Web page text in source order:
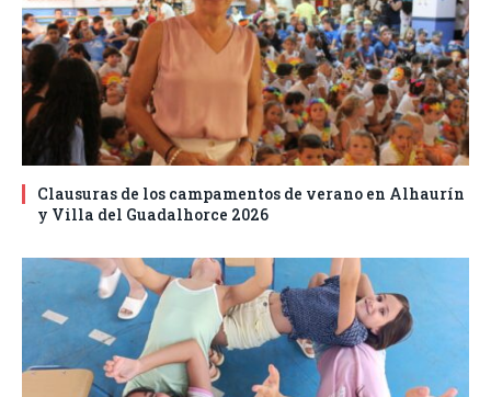
Clausuras de los campamentos de verano en Alhaurín
y Villa del Guadalhorce 2026